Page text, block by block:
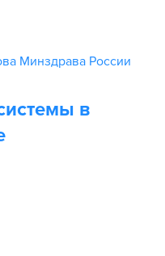
Минздрава России
в